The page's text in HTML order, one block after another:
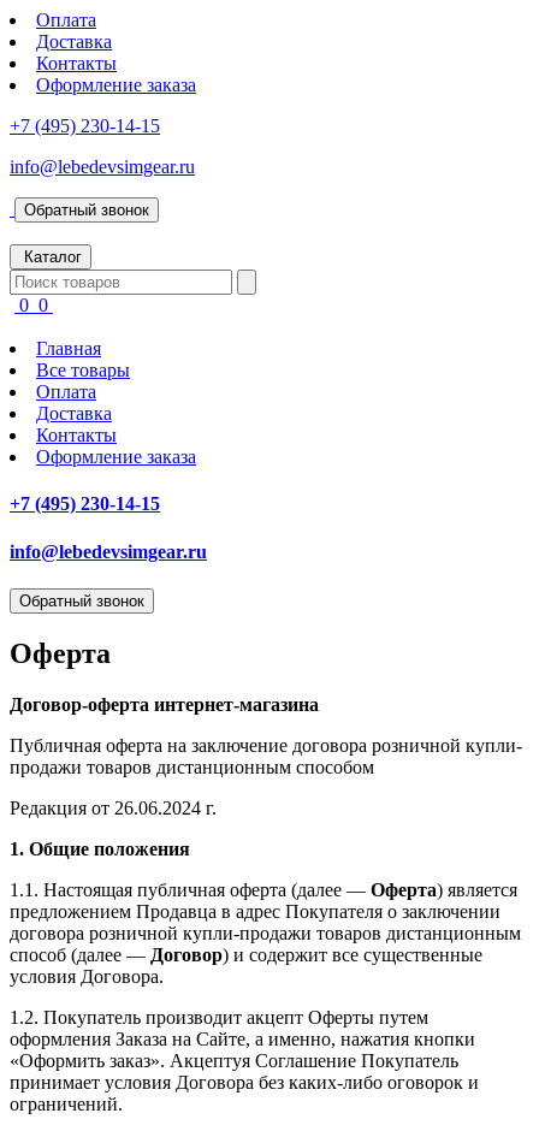
Оплата
Доставка
Контакты
Оформление заказа
+7 (495) 230-14-15
info@lebedevsimgear.ru
Обратный звонок
Каталог
0 0
Главная
Все товары
Оплата
Доставка
Контакты
Оформление заказа
+7 (495) 230-14-15
info@lebedevsimgear.ru
Обратный звонок
Оферта
Договор-оферта интернет-магазина
Публичная оферта на заключение договора розничной купли-
продажи товаров дистанционным способом
Редакция от 26.06.2024 г.
1. Общие положения
1.1. Настоящая публичная оферта (далее — Оферта) является
предложением Продавца в адрес Покупателя о заключении
договора розничной купли-продажи товаров дистанционным
способ (далее — Договор) и содержит все существенные
условия Договора.
1.2. Покупатель производит акцепт Оферты путем
оформления Заказа на Сайте, а именно, нажатия кнопки
«Оформить заказ». Акцептуя Соглашение Покупатель
принимает условия Договора без каких-либо оговорок и
ограничений.